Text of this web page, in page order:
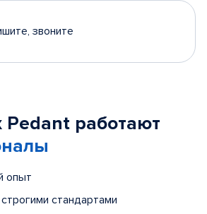
звоните
Pedant работают
опыт
стандартами